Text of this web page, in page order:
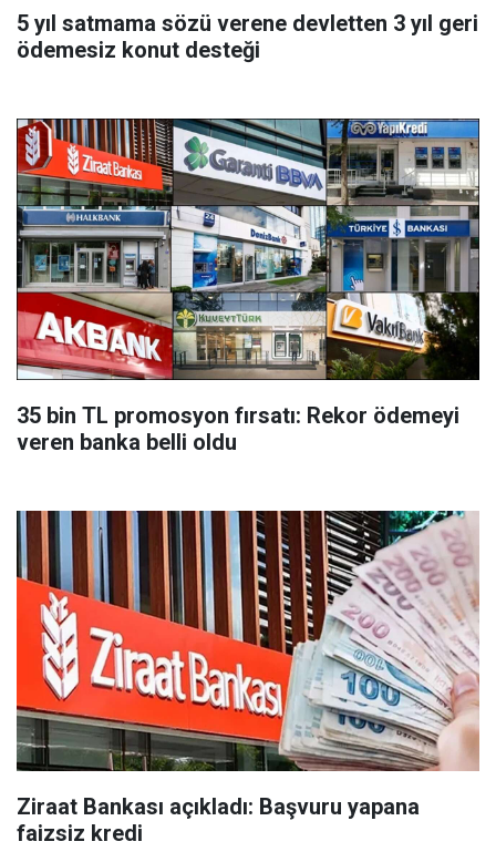
5 yıl satmama sözü verene devletten 3 yıl geri
ödemesiz konut desteği
35 bin TL promosyon fırsatı: Rekor ödemeyi
veren banka belli oldu
Ziraat Bankası açıkladı: Başvuru yapana
faizsiz kredi